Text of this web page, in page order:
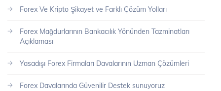
Forex Ve Kripto Şikayet ve Farklı Çözüm Yolları
Forex Mağdurlarının Bankacılık Yönünden Tazminatları
Açıklaması
Yasadışı Forex Firmaları Davalarının Uzman Çözümleri
Forex Davalarında Güvenilir Destek sunuyoruz